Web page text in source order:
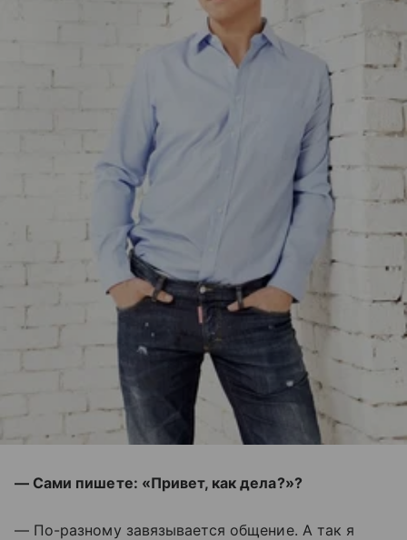
— Сами пишете: «Привет, как дела?»?
— По-разному завязывается общение. А так я